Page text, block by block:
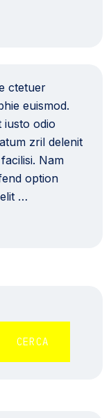
ctetuer
euismod.
iusto odio
zril delenit
Nam
option
…
CERCA